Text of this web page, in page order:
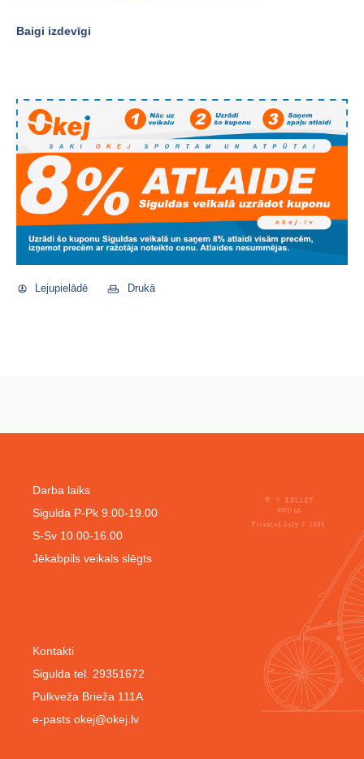
Baigi izdevīgi
Lejupielādē Drukā
Kontakti
Sigulda tel. 29351672
Pulkveža Brieža 111A
e-pasts okej@okej.lv
Darba laiks
Sigulda P-Pk 9.00-19.00
S-Sv 10.00-16.00
Jēkabpils veikals slēgts